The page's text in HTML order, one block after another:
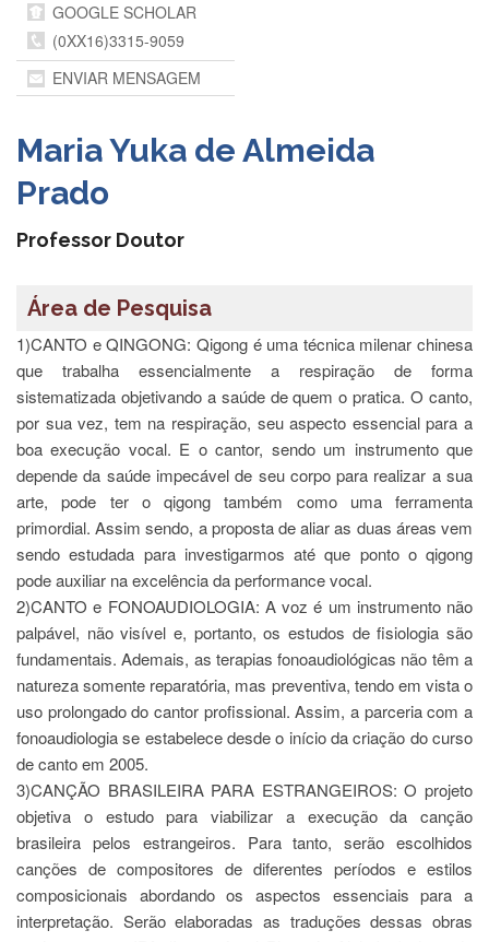
GRADUAÇÃO
Apresentação
Atendimento
Comissões
Cursos
da
e
Horários
Estágios
Estudantil
Formulários
Agremiações
Diplomas
Disponíveis
Pró-
Aluno
Júpiter
GRADUAÇÃO
Alunos
Especiais
Apresentação
Atendimento
Online
Auxílio
GOOGLE SCHOLAR
(0XX16)3315-9059
ENVIAR MENSAGEM
Maria Yuka de Almeida
Prado
Professor Doutor
Área de Pesquisa
1)CANTO e QINGONG: Qigong é uma técnica milenar chinesa
que trabalha essencialmente a respiração de forma
sistematizada objetivando a saúde de quem o pratica. O canto,
por sua vez, tem na respiração, seu aspecto essencial para a
boa execução vocal. E o cantor, sendo um instrumento que
depende da saúde impecável de seu corpo para realizar a sua
arte, pode ter o qigong também como uma ferramenta
primordial. Assim sendo, a proposta de aliar as duas áreas vem
sendo estudada para investigarmos até que ponto o qigong
pode auxiliar na excelência da performance vocal.
2)CANTO e FONOAUDIOLOGIA: A voz é um instrumento não
palpável, não visível e, portanto, os estudos de fisiologia são
fundamentais. Ademais, as terapias fonoaudiológicas não têm a
natureza somente reparatória, mas preventiva, tendo em vista o
uso prolongado do cantor profissional. Assim, a parceria com a
fonoaudiologia se estabelece desde o início da criação do curso
de canto em 2005.
3)CANÇÃO BRASILEIRA PARA ESTRANGEIROS: O projeto
objetiva o estudo para viabilizar a execução da canção
brasileira pelos estrangeiros. Para tanto, serão escolhidos
canções de compositores de diferentes períodos e estilos
composicionais abordando os aspectos essenciais para a
interpretação. Serão elaboradas as traduções dessas obras